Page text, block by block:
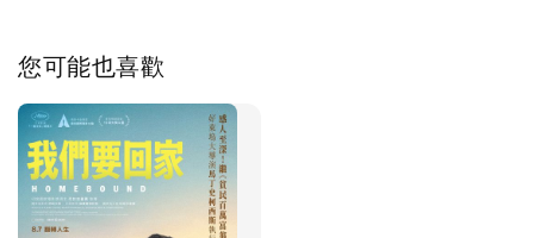
您可能也喜歡